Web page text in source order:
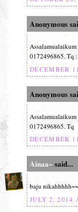
Anonymous
0172496865. Tq
DECEMBER
Anonymous
0172496865. Tq
DECEMBER
Ainaa~ said...
baju
JULY 2, 2014